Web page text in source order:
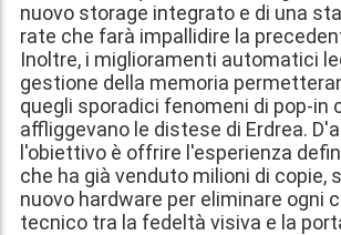
nuovo storage integrato e di una
rate che farà impallidire la
Inoltre, i miglioramenti automatici
gestione della memoria
quegli sporadici fenomeni di pop-in
affliggevano le distese di Erdrea.
l'obiettivo è offrire l'esperienza
che ha già venduto milioni di copie,
nuovo hardware per eliminare ogni
tecnico tra la fedeltà visiva e la